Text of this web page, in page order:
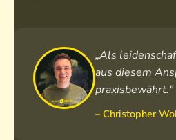
„Als
aus diesem
praxisbewährt."
– Christopher